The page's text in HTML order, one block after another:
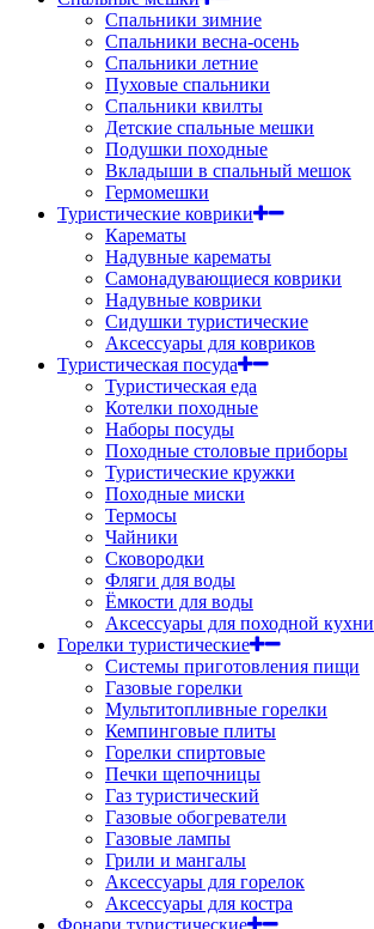
Спальники зимние
Спальники весна-осень
Спальники летние
Пуховые спальники
Спальники квилты
Детские спальные мешки
Подушки походные
Вкладыши в спальный мешок
Гермомешки
Туристические коврики
Карематы
Надувные карематы
Самонадувающиеся коврики
Надувные коврики
Сидушки туристические
Аксессуары для ковриков
Туристическая посуда
Туристическая еда
Котелки походные
Наборы посуды
Походные столовые приборы
Туристические кружки
Походные миски
Термосы
Чайники
Сковородки
Фляги для воды
Ёмкости для воды
Аксессуары для походной кухни
Горелки туристические
Системы приготовления пищи
Газовые горелки
Мультитопливные горелки
Кемпинговые плиты
Горелки спиртовые
Печки щепочницы
Газ туристический
Газовые обогреватели
Газовые лампы
Грили и мангалы
Аксессуары для горелок
Аксессуары для костра
Фонари туристические